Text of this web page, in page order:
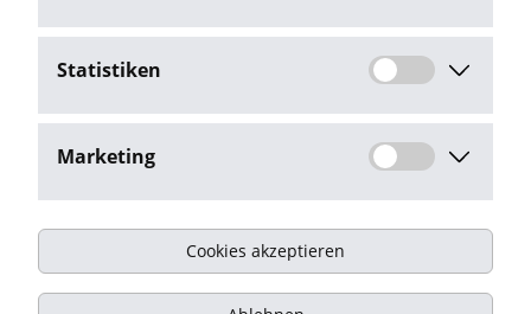
Statistiken
Marketing
Cookies akzeptieren
Bekanntwerden von Rechtsverletzungen werden
wir derartige Inhalte umgehend entfernen.
Impressum